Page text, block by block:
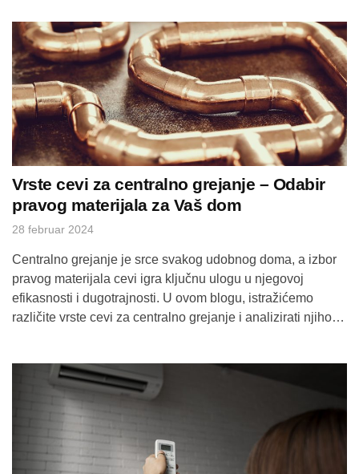
imate priliku osigurati ne […]
Vrste cevi za centralno grejanje – Odabir
pravog materijala za Vaš dom
28 februar 2024
Centralno grejanje je srce svakog udobnog doma, a izbor
pravog materijala cevi igra ključnu ulogu u njegovoj
efikasnosti i dugotrajnosti. U ovom blogu, istražićemo
različite vrste cevi za centralno grejanje i analizirati njihove
Bakarne Cevi: Elegancija i EfikasnostBakarne […]